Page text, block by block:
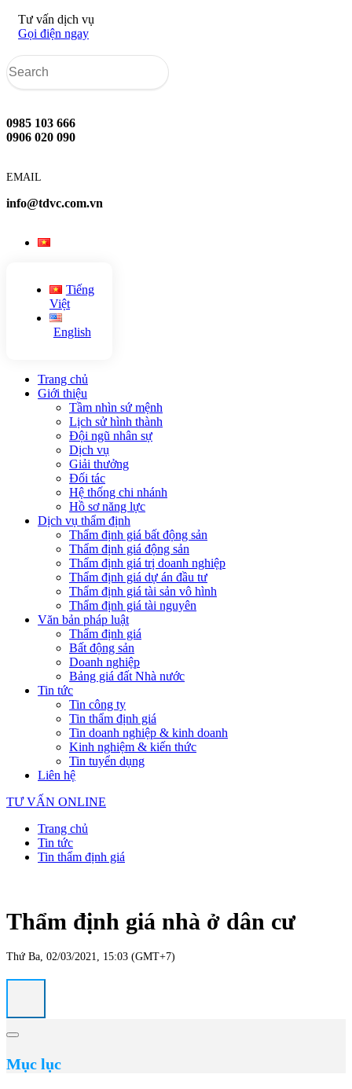
Tư vấn dịch vụ
Gọi điện ngay
0985 103 666
0906 020 090
EMAIL
info@tdvc.com.vn
Tiếng
Việt
English
Trang chủ
Giới thiệu
Tầm nhìn sứ mệnh
Lịch sử hình thành
Đội ngũ nhân sự
Dịch vụ
Giải thưởng
Đối tác
Hệ thống chi nhánh
Hồ sơ năng lực
Dịch vụ thẩm định
Thẩm định giá bất động sản
Thẩm định giá động sản
Thẩm định giá trị doanh nghiệp
Thẩm định giá dự án đầu tư
Thẩm định giá tài sản vô hình
Thẩm định giá tài nguyên
Văn bản pháp luật
Thẩm định giá
Bất động sản
Doanh nghiệp
Bảng giá đất Nhà nước
Tin tức
Tin công ty
Tin thẩm định giá
Tin doanh nghiệp & kinh doanh
Kinh nghiệm & kiến thức
Tin tuyển dụng
Liên hệ
TƯ VẤN ONLINE
Trang chủ
Tin tức
Tin thẩm định giá
Thẩm định giá nhà ở dân cư
Thứ Ba, 02/03/2021, 15:03 (GMT+7)
Mục lục